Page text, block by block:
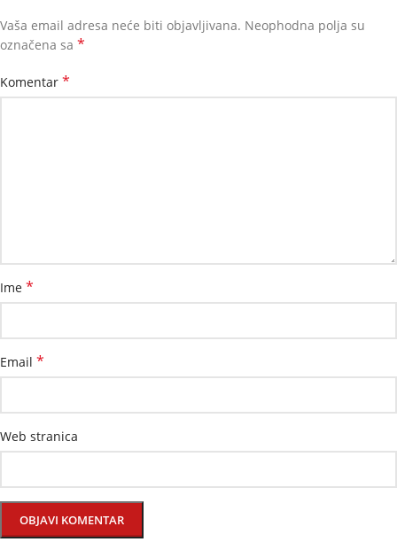
Vaša email adresa neće biti objavljivana. Neophodna polja su
označena sa *
Komentar *
Ime *
Email *
Web stranica